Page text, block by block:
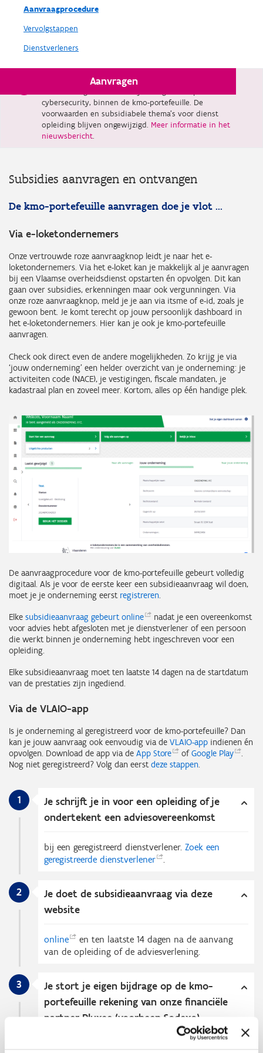
Aanvraagprocedure
Vervolgstappen
Dienstverleners
Aanvragen
Vanaf 1 februari 2026 verdwijnt dienst advies, met
cybersecurity, binnen de kmo-portefeuille. De
voorwaarden en subsidiabele thema’s voor dienst
opleiding blijven ongewijzigd. Meer informatie in het
nieuwsbericht.
Subsidies aanvragen en ontvangen
De kmo-portefeuille aanvragen doe je vlot ...
Via e-loketondernemers
Onze vertrouwde roze aanvraagknop leidt je naar het e-
loketondernemers. Via het e-loket kan je makkelijk al je aanvragen
bij een Vlaamse overheidsdienst opstarten én opvolgen. Dit kan
gaan over subsidies, erkenningen maar ook vergunningen. Via
onze roze aanvraagknop, meld je je aan via itsme of e-id, zoals je
gewoon bent. Je komt terecht op jouw persoonlijk dashboard in
het e-loketondernemers. Hier kan je ook je kmo-portefeuille
aanvragen.
Check ook direct even de andere mogelijkheden. Zo krijg je via
‘jouw onderneming’ een helder overzicht van je onderneming: je
activiteiten code (NACE), je vestigingen, fiscale mandaten, je
kadastraal plan en zoveel meer. Kortom, alles op één handige plek.
De aanvraagprocedure voor de kmo-portefeuille gebeurt volledig
digitaal. Als je voor de eerste keer een subsidieaanvraag wil doen,
moet je je onderneming eerst registreren.
Elke subsidieaanvraag gebeurtonline
nadat je een overeenkomst
voor advies hebt afgesloten met je dienstverlener of een persoon
die werkt binnen je onderneming hebt ingeschreven voor een
opleiding.
Elke subsidieaanvraag moet ten laatste 14 dagen na de startdatum
van de prestaties zijn ingediend.
Via de VLAIO-app
Is je onderneming al geregistreerd voor de kmo-portefeuille? Dan
kan je jouw aanvraag ook eenvoudig via de VLAIO-app indienen én
opvolgen. Download de app via de App Store ofGoogle Play
.
Nog niet geregistreerd? Volg dan eerstdeze stappen.
1
Je schrijft je in voor een opleiding of je
ondertekent een adviesovereenkomst
bij een geregistreerd dienstverlener. Zoek een
geregistreerde dienstverlener .
2
Je doet de subsidieaanvraag via deze
website
online
en ten laatste 14 dagen na de aanvang
van de opleiding of de adviesverlening.
3
Je stort je eigen bijdrage op de kmo-
portefeuille rekening van onze financiële
partner Pluxee (voorheen Sodexo)